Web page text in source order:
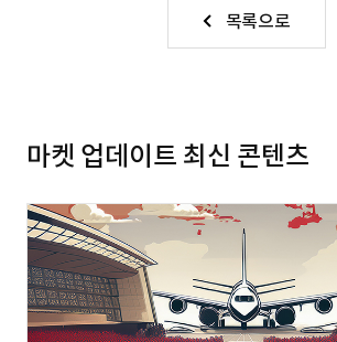
목록으로
마켓 업데이트 최신 콘텐츠